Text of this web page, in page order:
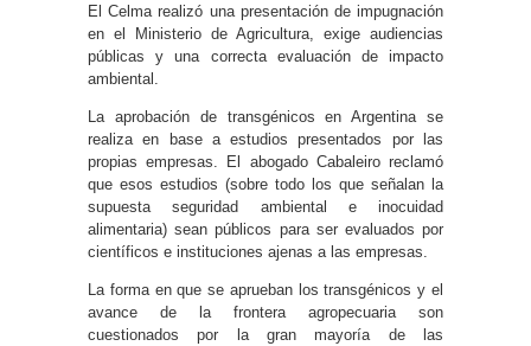
El Celma realizó una presentación de impugnación
en el Ministerio de Agricultura, exige audiencias
públicas y una correcta evaluación de impacto
ambiental.
La aprobación de transgénicos en Argentina se
realiza en base a estudios presentados por las
propias empresas. El abogado Cabaleiro reclamó
que esos estudios (sobre todo los que señalan la
supuesta seguridad ambiental e inocuidad
alimentaria) sean públicos para ser evaluados por
científicos e instituciones ajenas a las empresas.
La forma en que se aprueban los transgénicos y el
avance de la frontera agropecuaria son
cuestionados por la gran mayoría de las